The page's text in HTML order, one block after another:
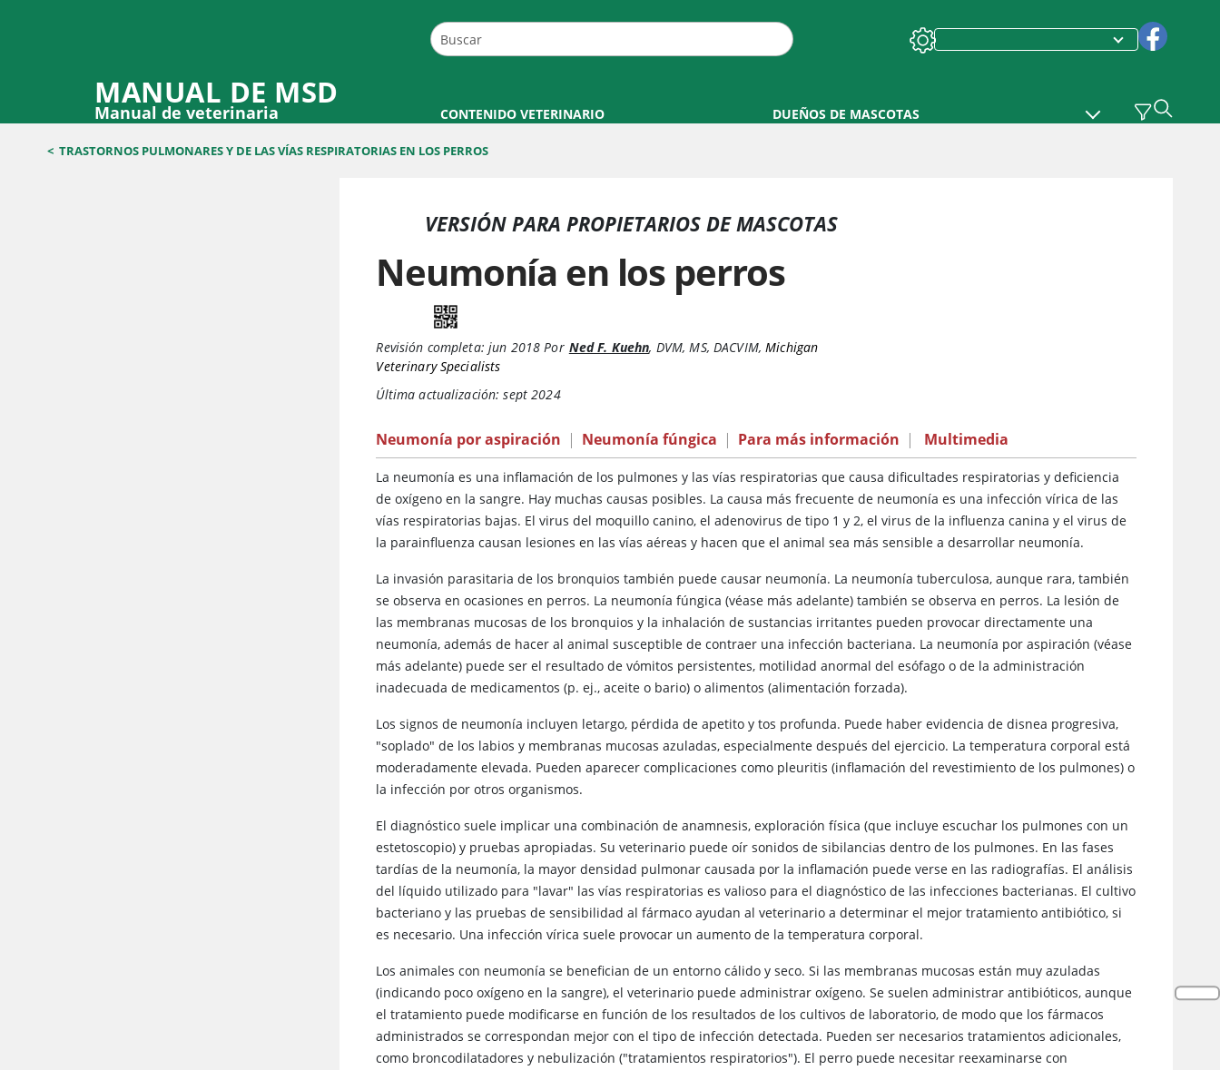
MANUAL DE MSD
Manual de veterinaria CONTENIDO VETERINARIO DUEÑOS DE MASCOTAS
< TRASTORNOS PULMONARES Y DE LAS VÍAS RESPIRATORIAS EN LOS PERROS
VERSIÓN PARA PROPIETARIOS DE MASCOTAS
Neumonía en los perros
Revisión completa: jun 2018 Por Ned F. Kuehn, DVM, MS, DACVIM,Michigan
Veterinary Specialists
Última actualización: sept 2024
Neumonía por aspiración | Neumonía fúngica | Para más información | Multimedia
La neumonía es una inflamación de los pulmones y las vías respiratorias que causa dificultades respiratorias y deficiencia
de oxígeno en la sangre. Hay muchas causas posibles. La causa más frecuente de neumonía es una infección vírica de las
vías respiratorias bajas. El virus del moquillo canino, el adenovirus de tipo 1 y 2, el virus de la influenza canina y el virus de
la parainfluenza causan lesiones en las vías aéreas y hacen que el animal sea más sensible a desarrollar neumonía.
La invasión parasitaria de los bronquios también puede causar neumonía. La neumonía tuberculosa, aunque rara, también
se observa en ocasiones en perros. La neumonía fúngica (véase más adelante) también se observa en perros. La lesión de
las membranas mucosas de los bronquios y la inhalación de sustancias irritantes pueden provocar directamente una
neumonía, además de hacer al animal susceptible de contraer una infección bacteriana. La neumonía por aspiración (véase
más adelante) puede ser el resultado de vómitos persistentes, motilidad anormal del esófago o de la administración
inadecuada de medicamentos (p. ej., aceite o bario) o alimentos (alimentación forzada).
Los signos de neumonía incluyen letargo, pérdida de apetito y tos profunda. Puede haber evidencia de disnea progresiva,
"soplado" de los labios y membranas mucosas azuladas, especialmente después del ejercicio. La temperatura corporal está
moderadamente elevada. Pueden aparecer complicaciones como pleuritis (inflamación del revestimiento de los pulmones) o
la infección por otros organismos.
El diagnóstico suele implicar una combinación de anamnesis, exploración física (que incluye escuchar los pulmones con un
estetoscopio) y pruebas apropiadas. Su veterinario puede oír sonidos de sibilancias dentro de los pulmones. En las fases
tardías de la neumonía, la mayor densidad pulmonar causada por la inflamación puede verse en las radiografías. El análisis
del líquido utilizado para "lavar" las vías respiratorias es valioso para el diagnóstico de las infecciones bacterianas. El cultivo
bacteriano y las pruebas de sensibilidad al fármaco ayudan al veterinario a determinar el mejor tratamiento antibiótico, si
es necesario. Una infección vírica suele provocar un aumento de la temperatura corporal.
Los animales con neumonía se benefician de un entorno cálido y seco. Si las membranas mucosas están muy azuladas
(indicando poco oxígeno en la sangre), el veterinario puede administrar oxígeno. Se suelen administrar antibióticos, aunque
el tratamiento puede modificarse en función de los resultados de los cultivos de laboratorio, de modo que los fármacos
administrados se correspondan mejor con el tipo de infección detectada. Pueden ser necesarios tratamientos adicionales,
como broncodilatadores y nebulización ("tratamientos respiratorios"). El perro puede necesitar reexaminarse con